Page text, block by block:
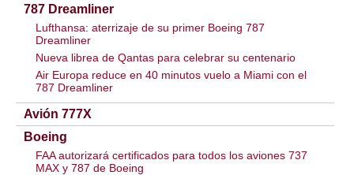
787 Dreamliner
Lufthansa: aterrizaje de su primer Boeing 787
Dreamliner
Nueva librea de Qantas para celebrar su centenario
Air Europa reduce en 40 minutos vuelo a Miami con el
787 Dreamliner
Avión 777X
Boeing
FAA autorizará certificados para todos los aviones 737
MAX y 787 de Boeing